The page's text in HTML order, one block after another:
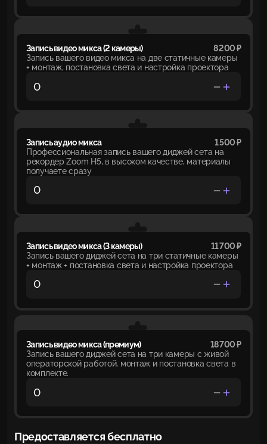
Запись видео микса (2 камеры)
8 200 ₽
Запись вашего видео микса на две статичные камеры
+ монтаж, постановка света и настройка проектора
Запись аудио микса
1 500 ₽
Профессиональная запись вашего диджей сета на
рекордер Zoom H5, в высоком качестве, материалы
получаете сразу
Запись видео микса (3 камеры)
11 700 ₽
Запись вашего диджей сета на три статичные камеры
+ монтаж + постановка света и настройка проектора
Запись видео микса (премиум)
18 700 ₽
Запись вашего диджей сета на три камеры с живой
операторской работой, монтаж и постановка света в
комплекте.
Предоставляется бесплатно